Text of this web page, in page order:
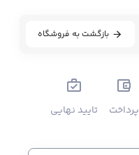
بازگشت به فروشگاه
پرداخت تایید نهایی